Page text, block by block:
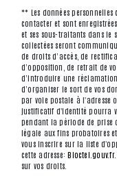
** Les données personnelles
contacter et sont
et ses sous-traitants dans le
collectées seront
de droits d’accès, de
d’opposition, de retrait de
d’introduire une
d’organiser le sort de vos
par voie postale à l'adresse
justificatif d'identité pourra
pendant la période de prise
légale aux fins probatoires
vous inscrire sur la liste
cette adresse:Bloctel.gouv.fr
sur vos droits.